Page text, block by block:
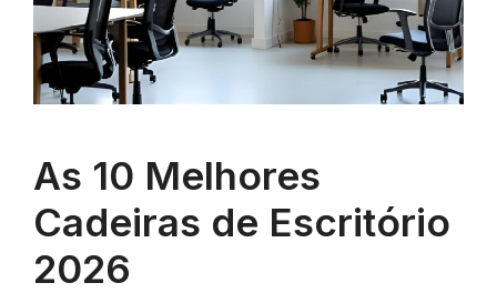
As 10 Melhores
Cadeiras de Escritório
2026